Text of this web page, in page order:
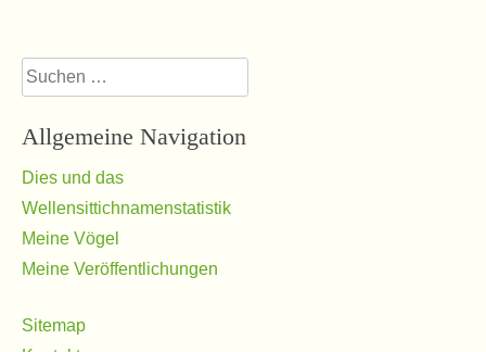
Suchen
nach:
Allgemeine Navigation
Dies und das
Wellensittichnamenstatistik
Meine Vögel
Meine Veröffentlichungen
Sitemap